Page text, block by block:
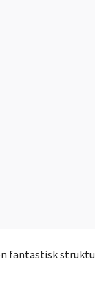
fantastisk